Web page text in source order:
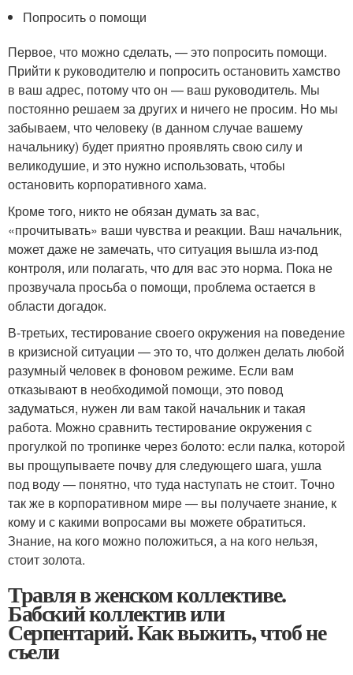
Попросить о помощи
Первое, что можно сделать, — это попросить помощи.
Прийти к руководителю и попросить остановить хамство
в ваш адрес, потому что он — ваш руководитель. Мы
постоянно решаем за других и ничего не просим. Но мы
забываем, что человеку (в данном случае вашему
начальнику) будет приятно проявлять свою силу и
великодушие, и это нужно использовать, чтобы
остановить корпоративного хама.
Кроме того, никто не обязан думать за вас,
«прочитывать» ваши чувства и реакции. Ваш начальник,
может даже не замечать, что ситуация вышла из-под
контроля, или полагать, что для вас это норма. Пока не
прозвучала просьба о помощи, проблема остается в
области догадок.
В-третьих, тестирование своего окружения на поведение
в кризисной ситуации — это то, что должен делать любой
разумный человек в фоновом режиме. Если вам
отказывают в необходимой помощи, это повод
задуматься, нужен ли вам такой начальник и такая
работа. Можно сравнить тестирование окружения с
прогулкой по тропинке через болото: если палка, которой
вы прощупываете почву для следующего шага, ушла
под воду — понятно, что туда наступать не стоит. Точно
так же в корпоративном мире — вы получаете знание, к
кому и с какими вопросами вы можете обратиться.
Знание, на кого можно положиться, а на кого нельзя,
стоит золота.
Травля в женском коллективе.
Бабский коллектив или
Серпентарий. Как выжить, чтоб не
съели